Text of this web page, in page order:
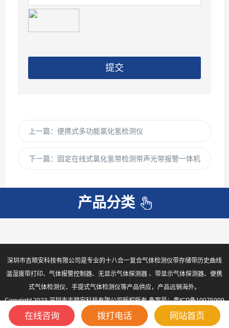
提交
上一篇： 便携式多功能氯化氢检测仪
下一篇： 固定在线式氯化氢带检测带声光带报警一体机
产品分类
深圳市吉顺安科技有限公司是专业的十八合一复合气体检测仪带存储带历史曲线
温湿度带打印、气体报警控制器、无显示气体探测器 、带显示气体探测器、便携
式气体检测仪、手提式气体检测仪等产品供应，产品远销海外。
Copyright 2023 深圳市吉顺安科技有限公司版权所有 备案号：粤ICP备10075999
号-2 sitemap.xml
在线咨询 拨打电话 网站首页